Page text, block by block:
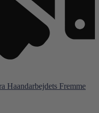
Haandarbejdets Fremme